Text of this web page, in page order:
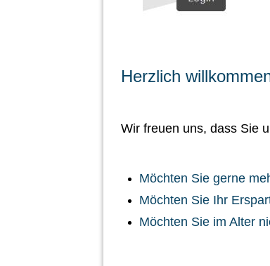
Herzlich
Wir freuen uns, dass Sie
Möchten Sie gerne
Möchten Sie Ihr
Möchten Sie im Alter